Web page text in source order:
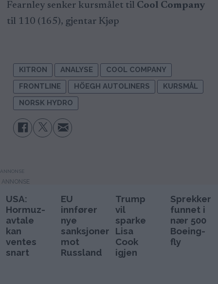
Fearnley senker kursmålet til Cool Company
til 110 (165), gjentar Kjøp
KITRON ANALYSE
COOL COMPANY
FRONTLINE
HÖEGH AUTOLINERS
KURSMÅL
NORSK HYDRO
ANNONSE
USA:
Hormuz-
avtale
kan
ventes
snart
EU
innfører
nye
sanksjoner
mot
Russland
Trump
vil
sparke
Lisa
Cook
igjen
Sprekker
funnet i
nær 500
Boeing-
fly